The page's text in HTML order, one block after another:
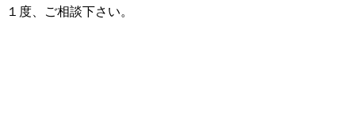
１度、ご相談下さい。